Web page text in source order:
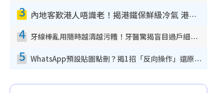
3 內地客歎港人唔識老！揭港鐵保鮮級冷氣 港人求放過：咪投訴
4 牙線棒亂用隨時越清越污糟！牙醫驚揭盲目過戶細菌恐致蛀牙：呢種先係日常真保養
5 WhatsApp預設貼圖點刪？揭1招「反向操作」還原簡潔介面 附3步實測教學